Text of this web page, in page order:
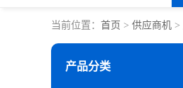
当前位置： 首页 > 供应商机 >
产品分类